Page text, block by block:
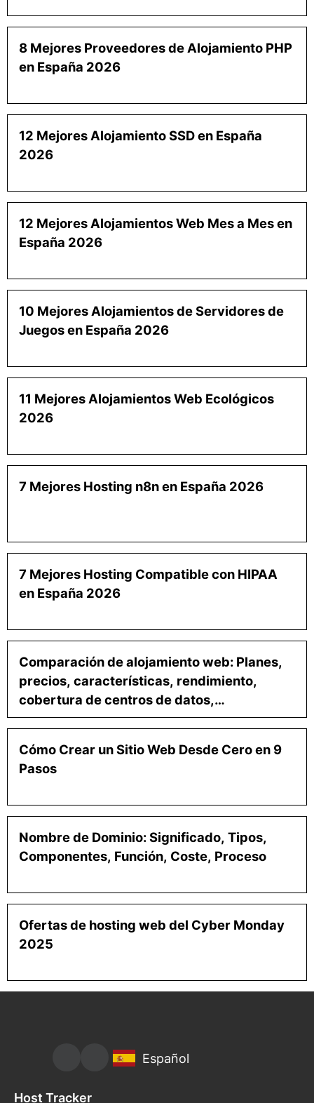
8 Mejores Proveedores de Alojamiento PHP
en España 2026
12 Mejores Alojamiento SSD en España
2026
12 Mejores Alojamientos Web Mes a Mes en
España 2026
10 Mejores Alojamientos de Servidores de
Juegos en España 2026
11 Mejores Alojamientos Web Ecológicos
2026
7 Mejores Hosting n8n en España 2026
7 Mejores Hosting Compatible con HIPAA
en España 2026
Comparación de alojamiento web: Planes,
precios, características, rendimiento,
cobertura de centros de datos,
herramientas para desarrolladores y
Cómo Crear un Sitio Web Desde Cero en 9
Pasos
Nombre de Dominio: Significado, Tipos,
Componentes, Función, Coste, Proceso
Ofertas de hosting web del Cyber Monday
2025
Host Tracker
Español